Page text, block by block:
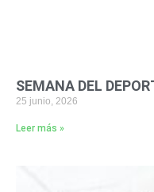
SEMANA DEL
25 junio, 2026
Leer más »